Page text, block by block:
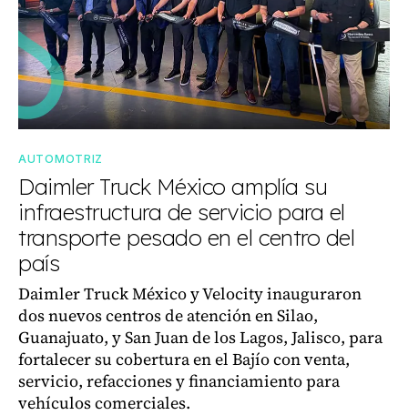
AUTOMOTRIZ
Daimler Truck México amplía su
infraestructura de servicio para el
transporte pesado en el centro del
país
Daimler Truck México y Velocity inauguraron
dos nuevos centros de atención en Silao,
Guanajuato, y San Juan de los Lagos, Jalisco, para
fortalecer su cobertura en el Bajío con venta,
servicio, refacciones y financiamiento para
vehículos comerciales.